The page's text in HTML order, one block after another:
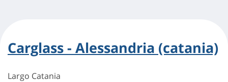
Carglass - Alessandria (catania)
Largo Catania